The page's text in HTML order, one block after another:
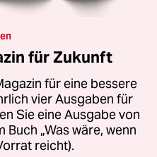
für Zukunft
für eine bessere
vier Ausgaben für
Sie eine Ausgabe von
„Was wäre, wenn
reicht).